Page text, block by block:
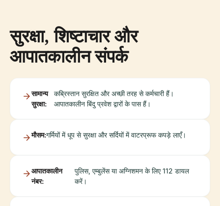
सुरक्षा, शिष्टाचार और
आपातकालीन संपर्क
सामान्य
सुरक्षा:
कब्रिस्तान सुरक्षित और अच्छी तरह से कर्मचारी हैं।
आपातकालीन बिंदु प्रवेश द्वारों के पास हैं।
मौसम:गर्मियों में धूप से सुरक्षा और सर्दियों में वाटरप्रूफ कपड़े लाएँ।
आपातकालीन
नंबर:
पुलिस, एम्बुलेंस या अग्निशमन के लिए 112 डायल
करें।